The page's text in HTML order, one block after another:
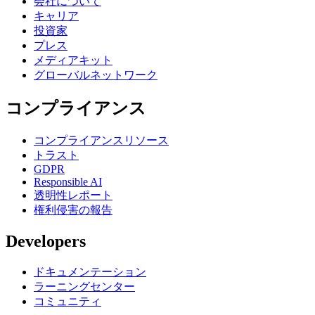
キャリア
投資家
プレス
メディアキット
グローバルネットワーク
コンプライアンス
コンプライアンスリソース
トラスト
GDPR
Responsible AI
透明性レポート
権利侵害の報告
Developers
ドキュメンテーション
ラーニングセンター
コミュニティ